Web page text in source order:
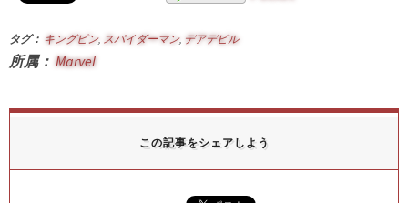
タグ： キングピン, スパイダーマン, デアデビル
所属： Marvel
この記事をシェアしよう